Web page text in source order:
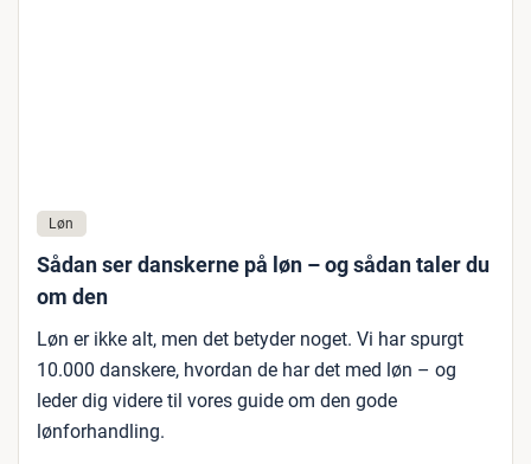
Løn
Sådan ser danskerne på løn – og sådan taler du
om den
Løn er ikke alt, men det betyder noget. Vi har spurgt
10.000 danskere, hvordan de har det med løn – og
leder dig videre til vores guide om den gode
lønforhandling.